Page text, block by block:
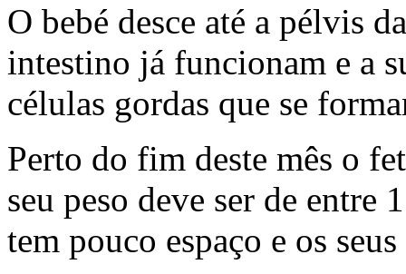
O bebé desce até a pélvis
intestino já funcionam e a
células gordas que se
Perto do fim deste mês o
seu peso deve ser de entre
tem pouco espaço e os